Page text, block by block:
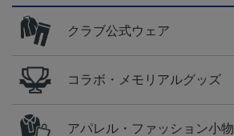
クラブ公式ウェア
コラボ・メモリアルグッズ
アパレル・ファッション小物